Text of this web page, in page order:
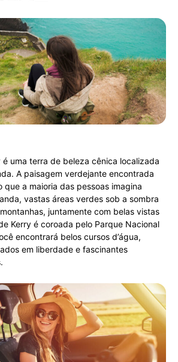
uma terra de beleza cênica localizada
A paisagem verdejante encontrada
que a maioria das pessoas imagina
vastas áreas verdes sob a sombra
juntamente com belas vistas
Kerry é coroada pelo Parque Nacional
encontrará belos cursos d’água,
em liberdade e fascinantes